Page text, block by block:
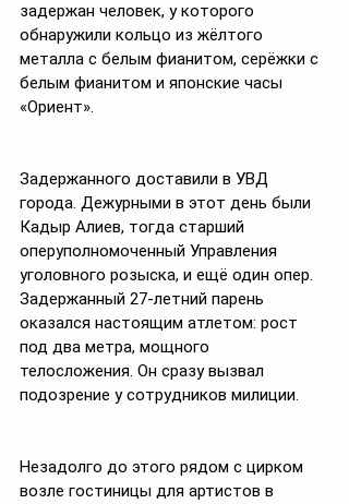
задержан человек, у которого
обнаружили кольцо из жёлтого
металла с белым фианитом, серёжки с
белым фианитом и японские часы
«Ориент».
Задержанного доставили в УВД
города. Дежурными в этот день были
Кадыр Алиев, тогда старший
оперуполномоченный Управления
уголовного розыска, и ещё один опер.
Задержанный 27-летний парень
оказался настоящим атлетом: рост
под два метра, мощного
телосложения. Он сразу вызвал
подозрение у сотрудников милиции.
Незадолго до этого рядом с цирком
возле гостиницы для артистов в